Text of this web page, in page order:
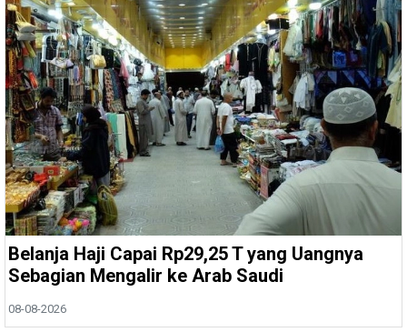
Belanja Haji Capai Rp29,25 T yang Uangnya
Sebagian Mengalir ke Arab Saudi
08-08-2026